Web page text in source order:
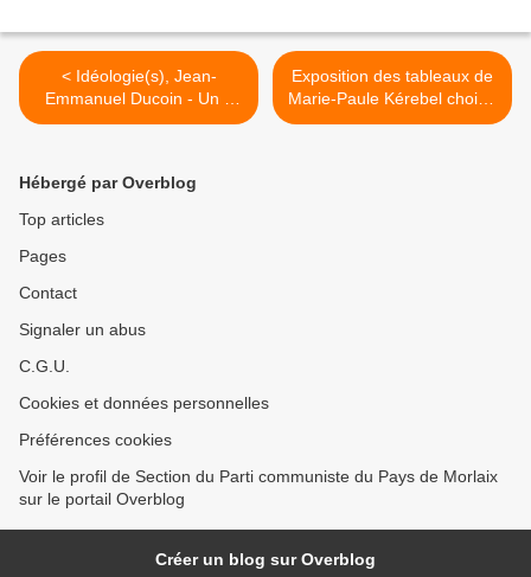
< Idéologie(s), Jean-
Emmanuel Ducoin - Un «
manifeste » mortifère sur
France en son sens le plus
intime, fragmente la
Exposition des tableaux de
Marie-Paule Kérebel choisis
par sa fille Elise à Traon
Hébergé par Overblog
Top articles
Pages
Contact
Signaler un abus
C.G.U.
Cookies et données personnelles
Préférences cookies
Voir le profil de Section du Parti communiste du Pays de Morlaix
sur le portail Overblog
Créer un blog sur Overblog